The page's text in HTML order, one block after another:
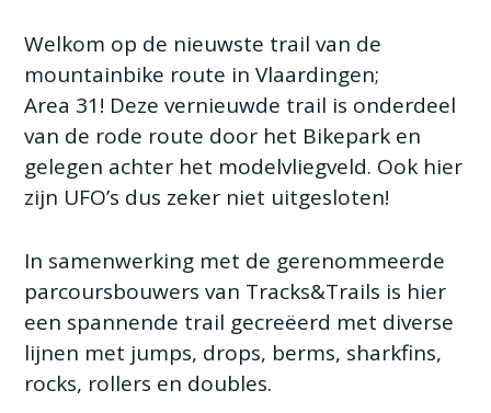
Welkom op de nieuwste trail van de
mountainbike route in Vlaardingen;
Area 31! Deze vernieuwde trail is onderdeel
van de rode route door het Bikepark en
gelegen achter het modelvliegveld. Ook hier
zijn UFO’s dus zeker niet uitgesloten!
In samenwerking met de gerenommeerde
parcoursbouwers van Tracks&Trails is hier
een spannende trail gecreëerd met diverse
lijnen met jumps, drops, berms, sharkfins,
rocks, rollers en doubles.